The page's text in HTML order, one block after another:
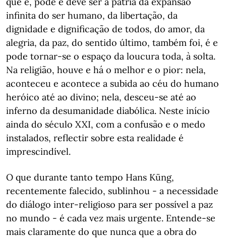
infinita do ser humano, da libertação, da
dignidade e dignificação de todos, do amor, da
alegria, da paz, do sentido último, também foi, é e
pode tornar-se o espaço da loucura toda, à solta.
Na religião, houve e há o melhor e o pior: nela,
aconteceu e acontece a subida ao céu do humano
heróico até ao divino; nela, desceu-se até ao
inferno da desumanidade diabólica. Neste início
ainda do século XXI, com a confusão e o medo
instalados, reflectir sobre esta realidade é
imprescindível.
O que durante tanto tempo Hans Küng,
recentemente falecido, sublinhou - a necessidade
do diálogo inter-religioso para ser possível a paz
no mundo - é cada vez mais urgente. Entende-se
mais claramente do que nunca que a obra do